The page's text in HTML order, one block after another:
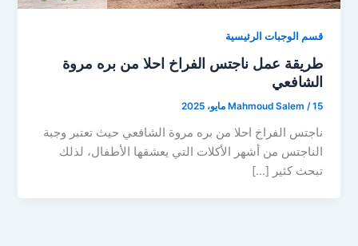
قسم الوجبات الرئيسية
طريقة عمل ناجتس الفراخ احلا من بره مروة
الشافعي
Mahmoud Salem /15 مايو، 2025
ناجتس الفراخ احلا من بره مروة الشافعي حيث تعتبر وجبة
الناجتس من أشهر الأكلات التي يعشقها الأطفال، لذلك
تبحث كثير […]